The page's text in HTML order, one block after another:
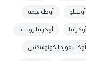
أوسلو أوطو نجمة
أوكرانيا أوكرانيا روسيا
أوكسفورد إيكونوميكس